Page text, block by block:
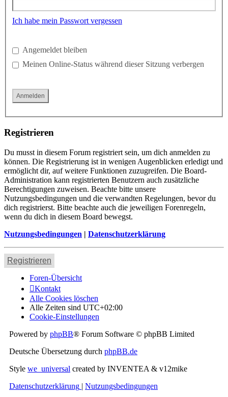
Ich habe mein Passwort vergessen
Angemeldet bleiben
Meinen Online-Status während dieser Sitzung verbergen
Registrieren
Du musst in diesem Forum registriert sein, um dich anmelden zu
können. Die Registrierung ist in wenigen Augenblicken erledigt und
ermöglicht dir, auf weitere Funktionen zuzugreifen. Die Board-
Administration kann registrierten Benutzern auch zusätzliche
Berechtigungen zuweisen. Beachte bitte unsere
Nutzungsbedingungen und die verwandten Regelungen, bevor du
dich registrierst. Bitte beachte auch die jeweiligen Forenregeln,
wenn du dich in diesem Board bewegst.
Nutzungsbedingungen | Datenschutzerklärung
Registrieren
Foren-Übersicht
Kontakt
Alle Cookies löschen
Alle Zeiten sind UTC+02:00
Cookie-Einstellungen
Powered by phpBB® Forum Software © phpBB Limited
Deutsche Übersetzung durch phpBB.de
Style we_universal created by INVENTEA & v12mike
Datenschutzerklärung | Nutzungsbedingungen